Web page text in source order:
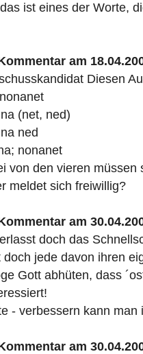
ist eines der Worte,
am
Diesen
(net, ned)
ned
nonanet
von den vieren müssen
meldet sich freiwillig?
am
doch das
doch jede davon ihren
Gott abhüten, dass
- verbessern kann man
am